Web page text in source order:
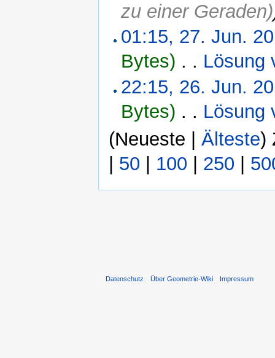
zu einer Geraden)
01:15, 27. Jun.
Bytes) . . Lösung
22:15, 26. Jun.
Bytes) . . Lösung
(Neueste | Älteste)
50 100 250
Datenschutz Über Geometrie-Wiki Impressum